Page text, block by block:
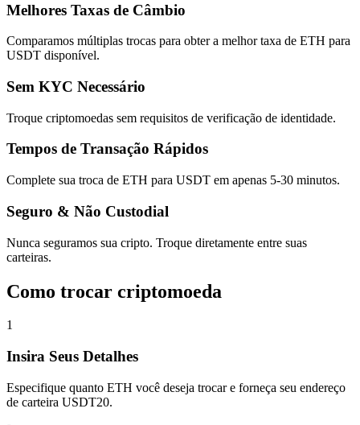
Melhores Taxas de Câmbio
Comparamos múltiplas trocas para obter a melhor taxa de ETH para
USDT disponível.
Sem KYC Necessário
Troque criptomoedas sem requisitos de verificação de identidade.
Tempos de Transação Rápidos
Complete sua troca de ETH para USDT em apenas 5-30 minutos.
Seguro & Não Custodial
Nunca seguramos sua cripto. Troque diretamente entre suas
carteiras.
Como trocar criptomoeda
1
Insira Seus Detalhes
Especifique quanto ETH você deseja trocar e forneça seu endereço
de carteira USDT20.